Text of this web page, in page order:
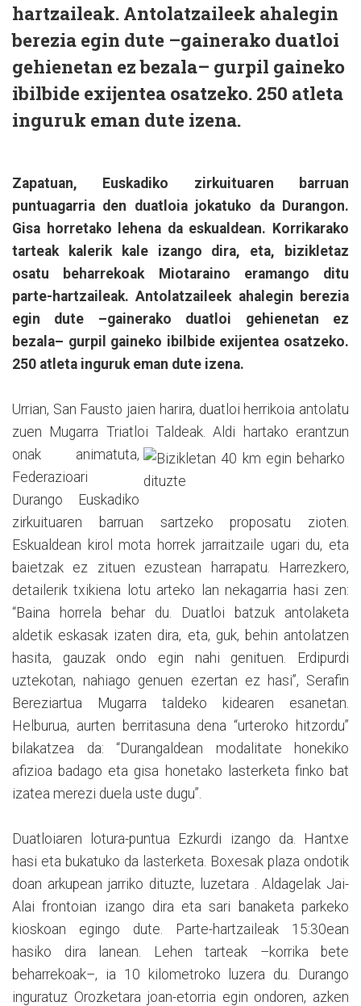
hartzaileak. Antolatzaileek ahalegin
berezia egin dute –gainerako duatloi
gehienetan ez bezala– gurpil gaineko
ibilbide exijentea osatzeko. 250 atleta
inguruk eman dute izena.
Zapatuan, Euskadiko zirkuituaren barruan
puntuagarria den duatloia jokatuko da Durangon.
Gisa horretako lehena da eskualdean. Korrikarako
tarteak kalerik kale izango dira, eta, bizikletaz
osatu beharrekoak Miotaraino eramango ditu
parte-hartzaileak. Antolatzaileek ahalegin berezia
egin dute –gainerako duatloi gehienetan ez
bezala– gurpil gaineko ibilbide exijentea osatzeko.
250 atleta inguruk eman dute izena.
Urrian, San Fausto jaien harira, duatloi herrikoia antolatu
zuen Mugarra Triatloi Taldeak. Aldi hartako erantzun
onak animatuta,
Federazioari
Durango Euskadiko
zirkuituaren barruan sartzeko proposatu zioten.
Eskualdean kirol mota horrek jarraitzaile ugari du, eta
baietzak ez zituen ezustean harrapatu. Harrezkero,
detailerik txikiena lotu arteko lan nekagarria hasi zen:
“Baina horrela behar du. Duatloi batzuk antolaketa
aldetik eskasak izaten dira, eta, guk, behin antolatzen
hasita, gauzak ondo egin nahi genituen. Erdipurdi
uztekotan, nahiago genuen ezertan ez hasi”, Serafin
Bereziartua Mugarra taldeko kidearen esanetan.
Helburua, aurten berritasuna dena “urteroko hitzordu”
bilakatzea da: “Durangaldean modalitate honekiko
afizioa badago eta gisa honetako lasterketa finko bat
izatea merezi duela uste dugu”.
Duatloiaren lotura-puntua Ezkurdi izango da. Hantxe
hasi eta bukatuko da lasterketa. Boxesak plaza ondotik
doan arkupean jarriko dituzte, luzetara . Aldagelak Jai-
Alai frontoian izango dira eta sari banaketa parkeko
kioskoan egingo dute. Parte-hartzaileak 15:30ean
hasiko dira lanean. Lehen tarteak –korrika bete
beharrekoak–, ia 10 kilometroko luzera du. Durango
inguratuz Orozketara joan-etorria egin ondoren, azken